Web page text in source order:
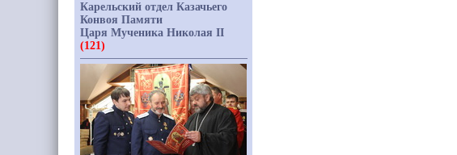
Карельский отдел Казачьего
Конвоя Памяти
Царя Мученика Николая II
(121)